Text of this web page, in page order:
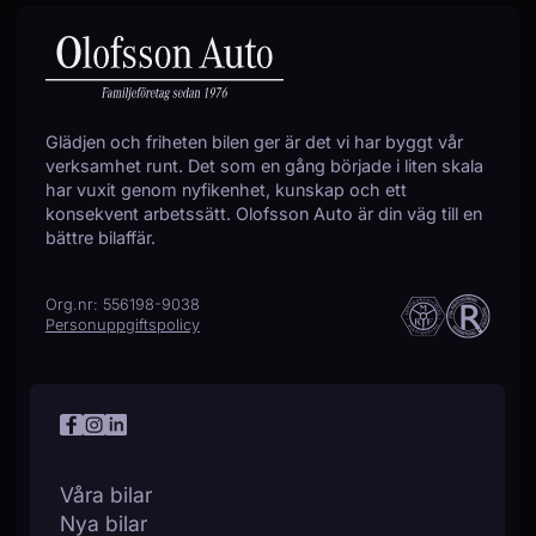
Sidokrockgardiner
Skyltigenkänning
Sportratt
Start-/stoppfunktion
Startspärr
Svensksåld
Touch-/Pekskärm
Trådlös telefonladdare
Yttertemperaturmätare
Glädjen och friheten bilen ger är det vi har byggt vår
verksamhet runt. Det som en gång började i liten skala
har vuxit genom nyfikenhet, kunskap och ett
konsekvent arbetssätt. Olofsson Auto är din väg till en
bättre bilaffär.
Org.nr: 556198-9038
Personuppgiftspolicy
Våra bilar
Nya bilar